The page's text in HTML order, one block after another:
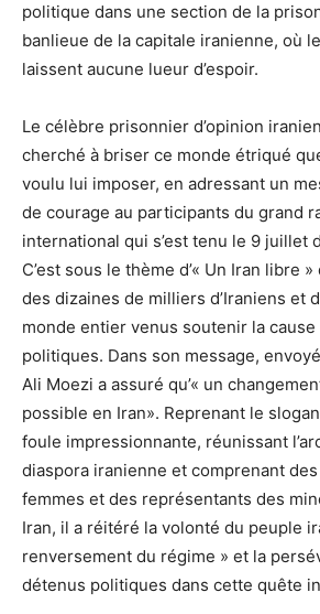
politique dans une section de la
banlieue de la capitale iranienne, où
laissent aucune lueur d’espoir.
Le célèbre prisonnier d’opinion
cherché à briser ce monde étriqué
voulu lui imposer, en adressant un
de courage au participants du grand
international qui s’est tenu le 9 juillet
C’est sous le thème d’« Un Iran libre
des dizaines de milliers d’Iraniens et
monde entier venus soutenir la
politiques. Dans son message,
Ali Moezi a assuré qu’« un
possible en Iran». Reprenant le
foule impressionnante, réunissant
diaspora iranienne et comprenant
femmes et des représentants des
Iran, il a réitéré la volonté du peuple
renversement du régime » et la
détenus politiques dans cette quête